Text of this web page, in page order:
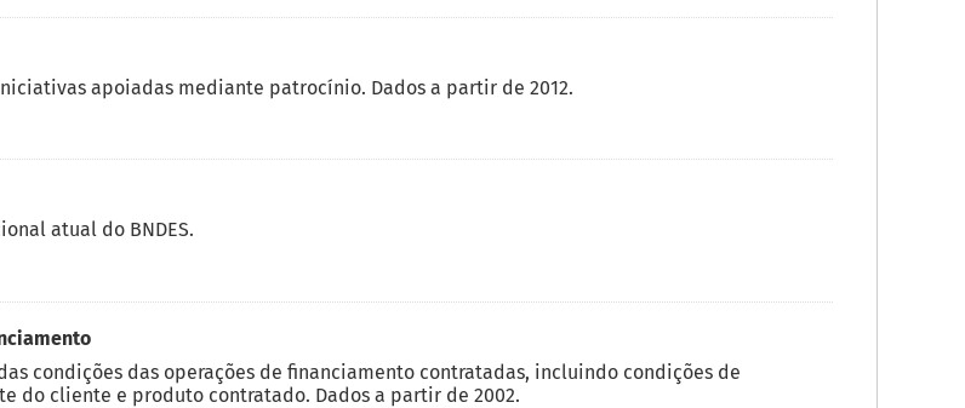
apoiadas mediante patrocínio. Dados a partir de 2012.
atual do BNDES.
condições das operações de financiamento contratadas, incluindo condições de
do cliente e produto contratado. Dados a partir de 2002.